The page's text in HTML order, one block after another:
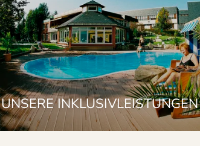
UNSERE INKLUSIVLEISTUNGEN